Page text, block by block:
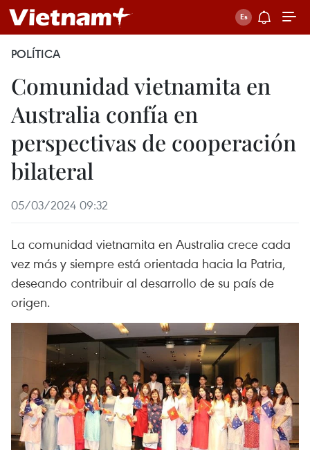
POLÍTICA
Comunidad vietnamita en
Australia confía en
perspectivas de cooperación
bilateral
05/03/2024 09:32
La comunidad vietnamita en Australia crece cada
vez más y siempre está orientada hacia la Patria,
deseando contribuir al desarrollo de su país de
origen.